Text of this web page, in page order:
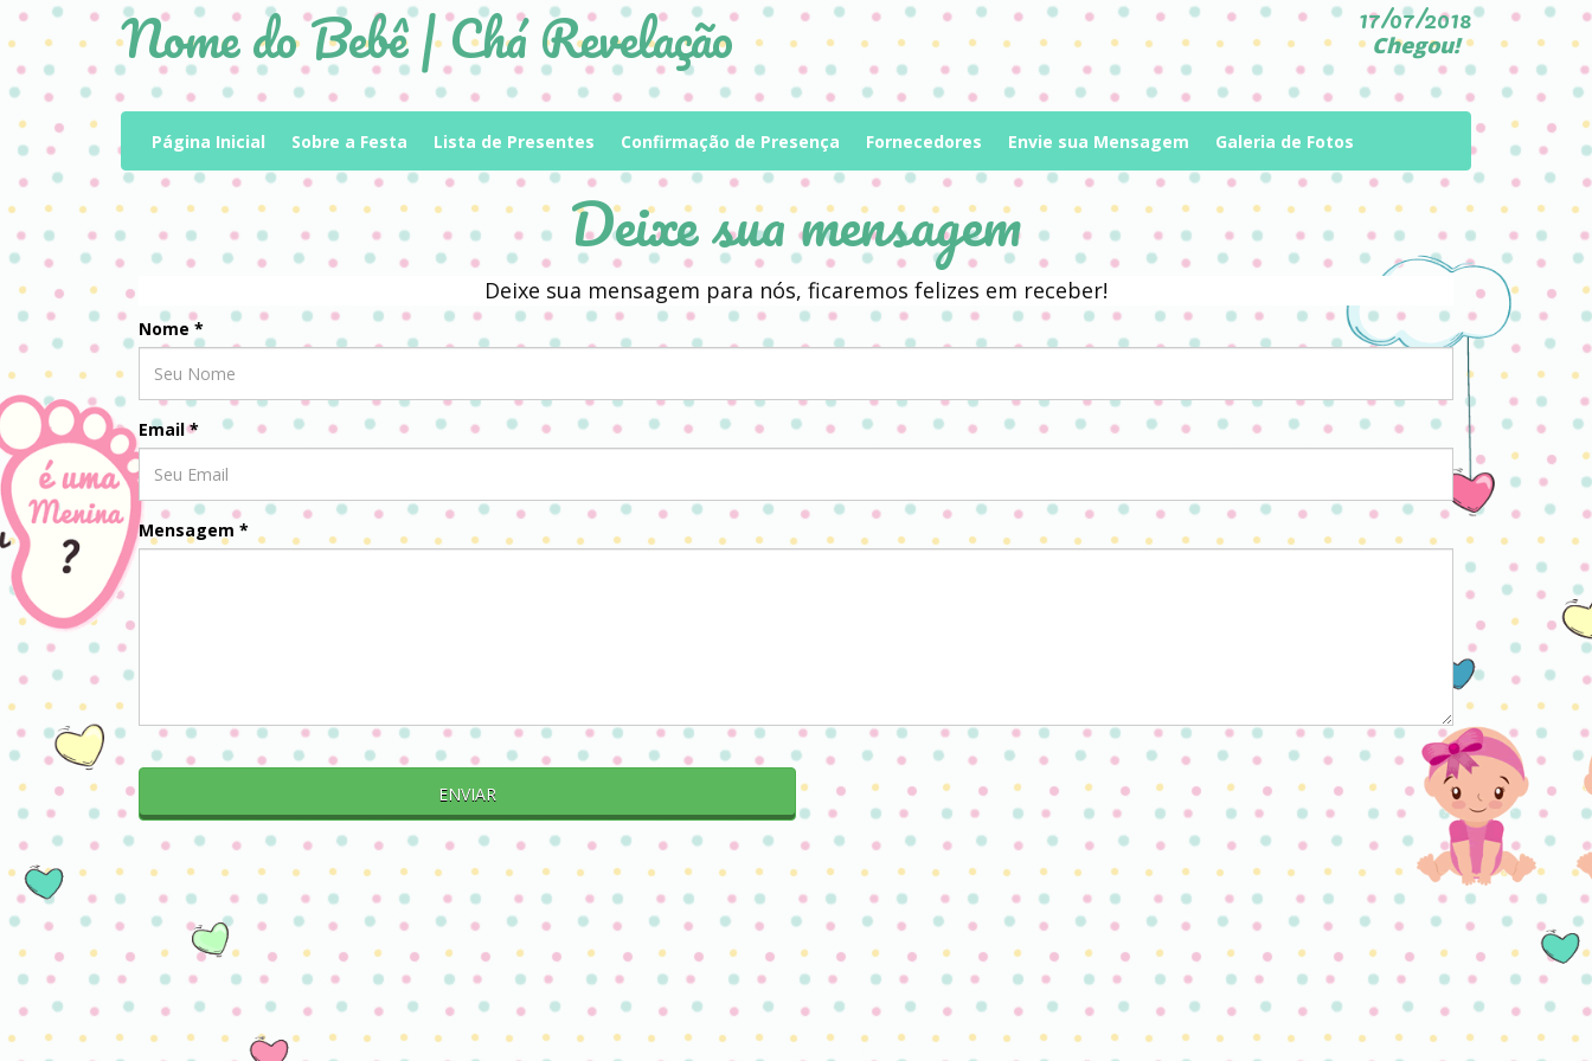
Nome do Bebê | Chá Revelação 17/07/2018
Chegou!
Página Inicial (current)
Sobre a Festa Lista de Presentes Confirmação de Presença Fornecedores Envie sua Mensagem Galeria de Fotos
Deixe sua mensagem
Deixe sua mensagem para nós, ficaremos felizes em receber!
Nome*
Email*
Mensagem *
ENVIAR